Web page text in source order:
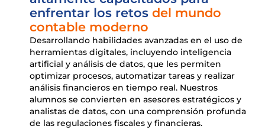
enfrentar los retos del mundo
contable moderno
Desarrollando habilidades avanzadas en el uso de
herramientas digitales, incluyendo inteligencia
artificial y análisis de datos, que les permiten
optimizar procesos, automatizar tareas y realizar
análisis financieros en tiempo real. Nuestros
alumnos se convierten en asesores estratégicos y
analistas de datos, con una comprensión profunda
de las regulaciones fiscales y financieras.